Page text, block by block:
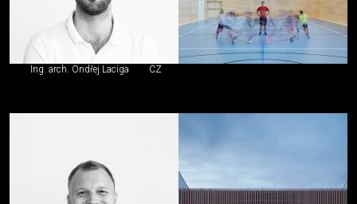
Ing. arch. Ondřej Laciga CZ